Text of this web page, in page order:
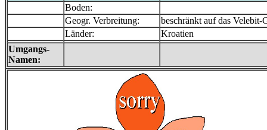
Boden:
Geogr. Verbreitung:
beschränkt auf das
Länder:
Kroatien
Umgangs-
Namen: